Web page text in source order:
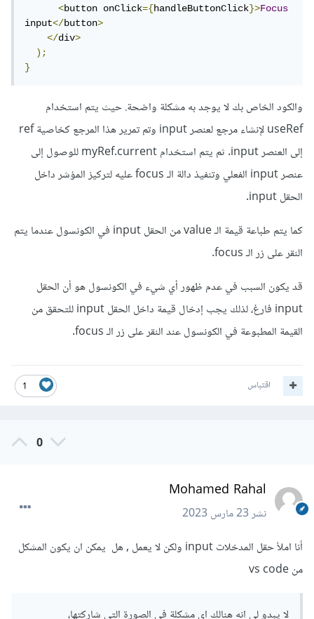
<button onClick={handleButtonClick}>Focus
input</button>
</div>
);
}
والكود الخاص بك لا يوجد به مشكلة واضحة. حيث يتم استخدام
useRef لإنشاء مرجع لعنصر input وتم تمرير هذا المرجع كخاصية ref
إلى العنصر input. ثم يتم استخدام myRef.current للوصول إلى
عنصر input الفعلي وتنفيذ دالة الـ focus عليه لتركيز المؤشر داخل
الحقل input.
كما يتم طباعة قيمة الـ value من الحقل input في الكونسول عندما يتم
النقر على زر الـ focus.
قد يكون السبب في عدم ظهور أي شيء في الكونسول هو أن الحقل
input فارغ، لذلك يجب إدخال قيمة داخل الحقل input للتحقق من
القيمة المطبوعة في الكونسول عند النقر على زر الـ focus.
1 اقتباس
0
Mohamed Rahal
نشر23 مارس 2023
أنا املأ حقل المدخلات input ولكن لا يعمل , هل يمكن ان يكون المشكل
من vs code